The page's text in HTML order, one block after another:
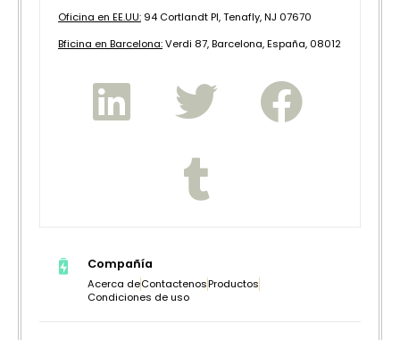
Oficina en EE.UU: 94 Cortlandt Pl, Tenafly, NJ 07670
Bficina en Barcelona:Verdi 87, Barcelona, España, 08012
Compañía
Acerca deContactenosProductos
Condiciones de uso